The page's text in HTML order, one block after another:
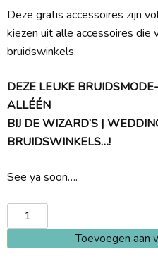
Deze gratis accessoires zijn
kiezen uit alle accessoires die
bruidswinkels.
DEZE LEUKE
ALLÉÉN
BIJ DE WIZARD’S |
BRUIDSWINKELS…!
See ya soon….
Miss
Emily
8239
Toevoegen aan